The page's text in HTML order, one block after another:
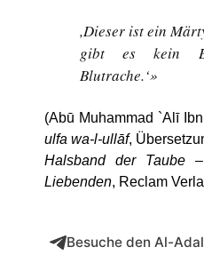
,Dieser ist ein
gibt es kein
Blutrache.‘»
(Abū Muhammad `Alī
ulfa wa-l-ullāf,
Halsband der Taube
Liebenden, Reclam
Besuche den Al-